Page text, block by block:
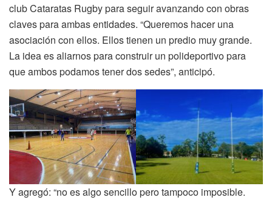
club Cataratas Rugby para seguir avanzando con obras
claves para ambas entidades. “Queremos hacer una
asociación con ellos. Ellos tienen un predio muy grande.
La idea es aliarnos para construir un polideportivo para
que ambos podamos tener dos sedes”, anticipó.
Y agregó: “no es algo sencillo pero tampoco imposible.